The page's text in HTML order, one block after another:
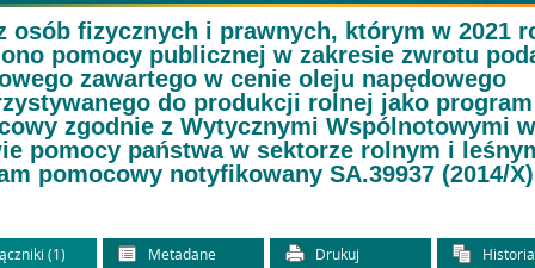
osób fizycznych i prawnych, którym w 2021
pomocy publicznej w zakresie zwrotu
zawartego w cenie oleju napędowego
do produkcji rolnej jako program
zgodnie z Wytycznymi Wspólnotowymi w
pomocy państwa w sektorze rolnym i
pomocowy notyfikowany SA.39937 (2014/X)
(1) Metadane Drukuj